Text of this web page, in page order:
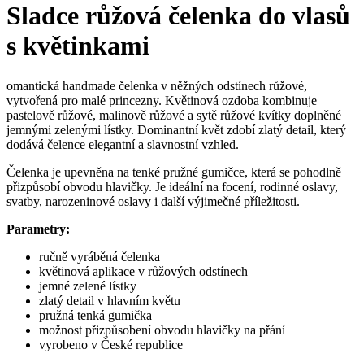
Sladce růžová čelenka do vlasů
s květinkami
omantická handmade čelenka v něžných odstínech růžové,
vytvořená pro malé princezny. Květinová ozdoba kombinuje
pastelově růžové, malinově růžové a sytě růžové kvítky doplněné
jemnými zelenými lístky. Dominantní květ zdobí zlatý detail, který
dodává čelence elegantní a slavnostní vzhled.
Čelenka je upevněna na tenké pružné gumičce, která se pohodlně
přizpůsobí obvodu hlavičky. Je ideální na focení, rodinné oslavy,
svatby, narozeninové oslavy i další výjimečné příležitosti.
Parametry:
ručně vyráběná čelenka
květinová aplikace v růžových odstínech
jemné zelené lístky
zlatý detail v hlavním květu
pružná tenká gumička
možnost přizpůsobení obvodu hlavičky na přání
vyrobeno v České republice